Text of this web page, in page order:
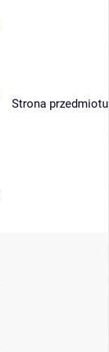
Strona przedmiotu